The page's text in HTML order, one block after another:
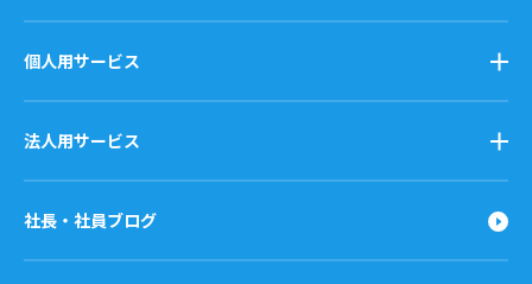
個人用サービス
法人用サービス
社長・社員ブログ